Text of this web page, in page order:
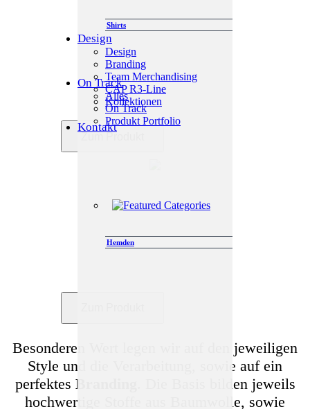
Shirts
Hemden
Design
Design
Branding
Team Merchandising
CAP R3-Line
Kollektionen
On Track
Alles
On Track
Produkt Portfolio
Kontakt
Shirt Monza
Dezent lässiges Shirt, welches durch
seinen
tollen Schnitt Aufmerksamkeit erregt.
Teamhemd Linie Adelaide
Besonderen Wert legen wir auf den jeweiligen
Style und die Verarbeitung, sowie auf ein
perfektes Branding
. Die Basis bilden jeweils
hochwertige Stoffe aus Baumwolle, sowie